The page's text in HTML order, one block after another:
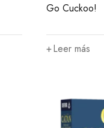
Go Cuckoo!
Leer más